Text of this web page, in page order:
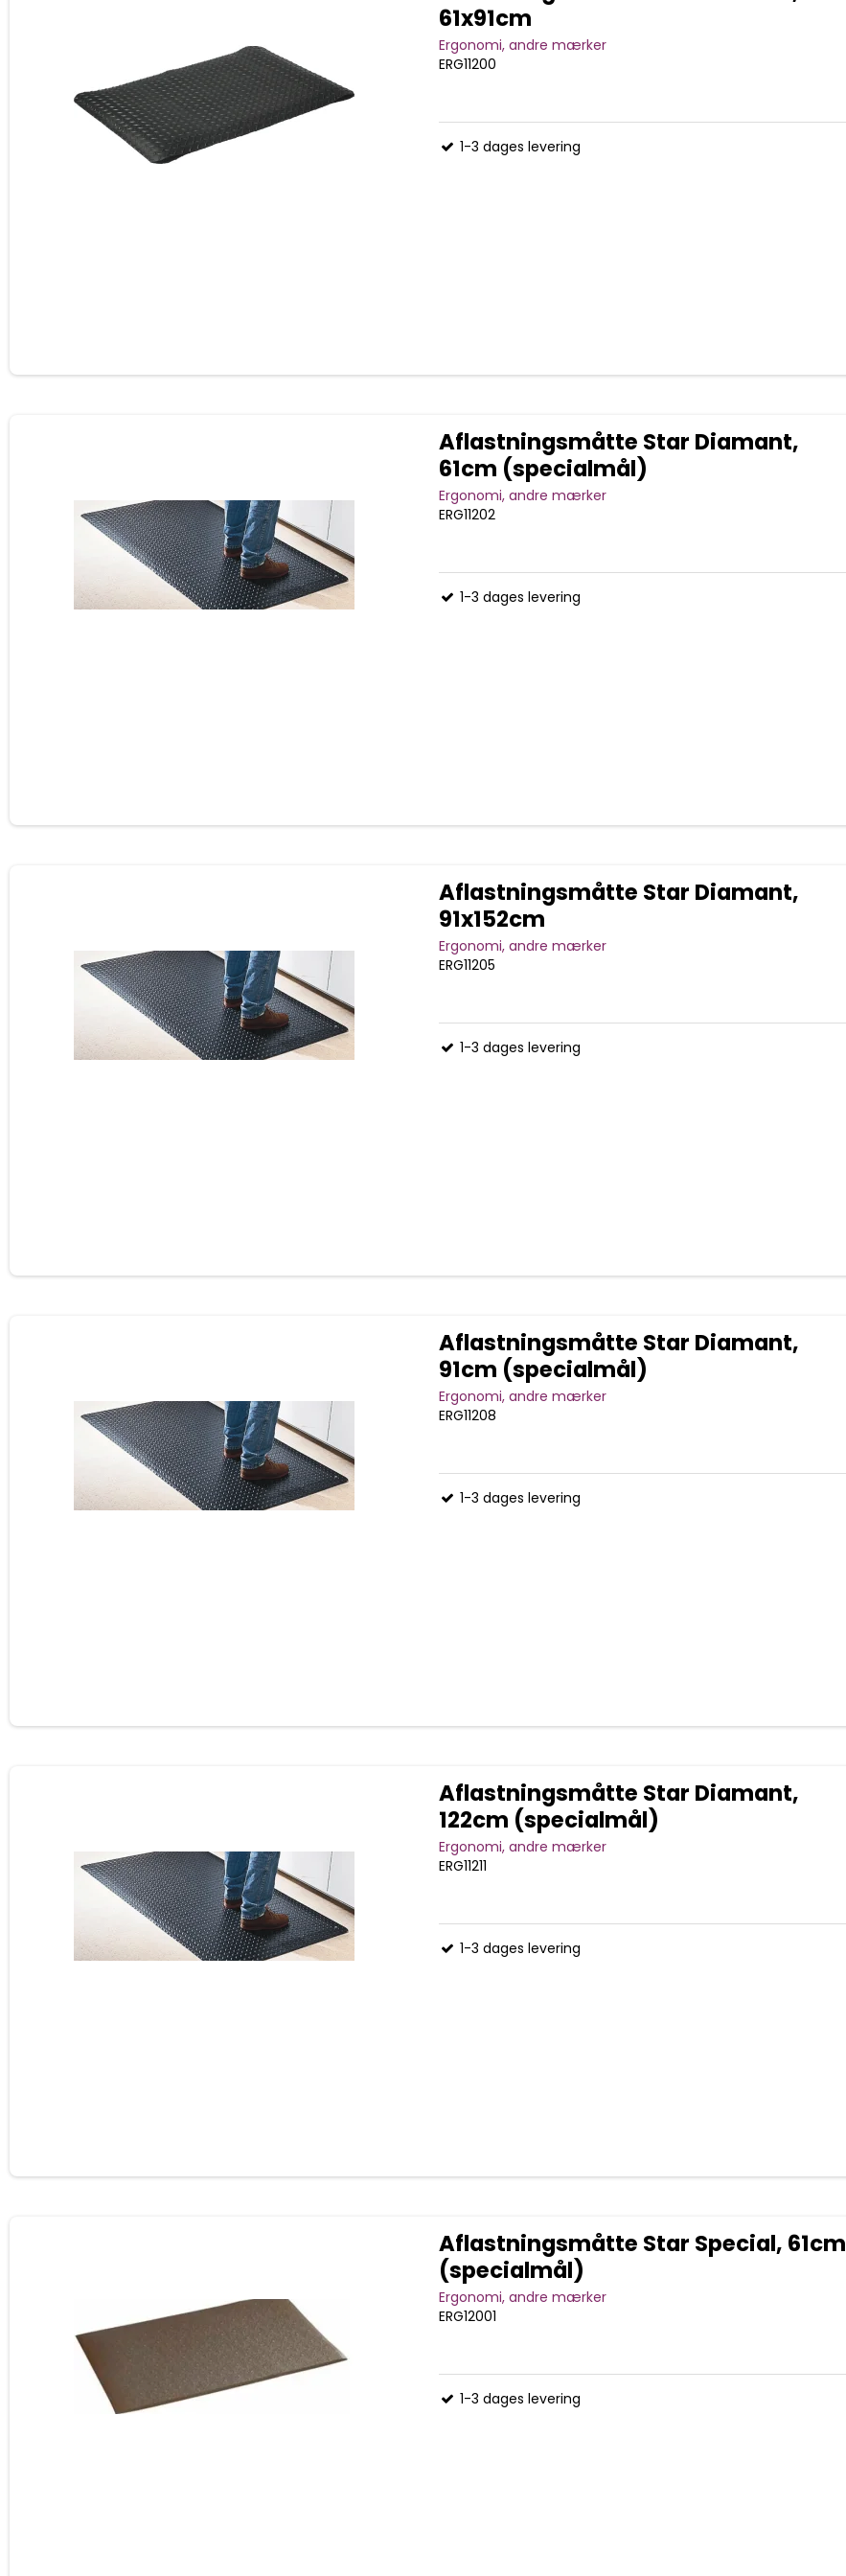
61x91cm
Ergonomi, andre mærker
ERG11200
1-3 dages levering
Aflastningsmåtte Star Diamant,
61cm (specialmål)
Ergonomi, andre mærker
ERG11202
1-3 dages levering
Aflastningsmåtte Star Diamant,
91x152cm
Ergonomi, andre mærker
ERG11205
1-3 dages levering
Aflastningsmåtte Star Diamant,
91cm (specialmål)
Ergonomi, andre mærker
ERG11208
1-3 dages levering
Aflastningsmåtte Star Diamant,
122cm (specialmål)
Ergonomi, andre mærker
ERG11211
1-3 dages levering
Aflastningsmåtte Star Special, 61cm
(specialmål)
Ergonomi, andre mærker
ERG12001
1-3 dages levering